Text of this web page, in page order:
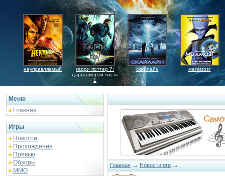
неуправляемый
гарри поттер 7:
дары смерти часть
1
скайлайн мегамозг
Меню
Главная
Игры
Новости
Прохождения
Превью
Обзоры
ММО
Главная → Новости игр →